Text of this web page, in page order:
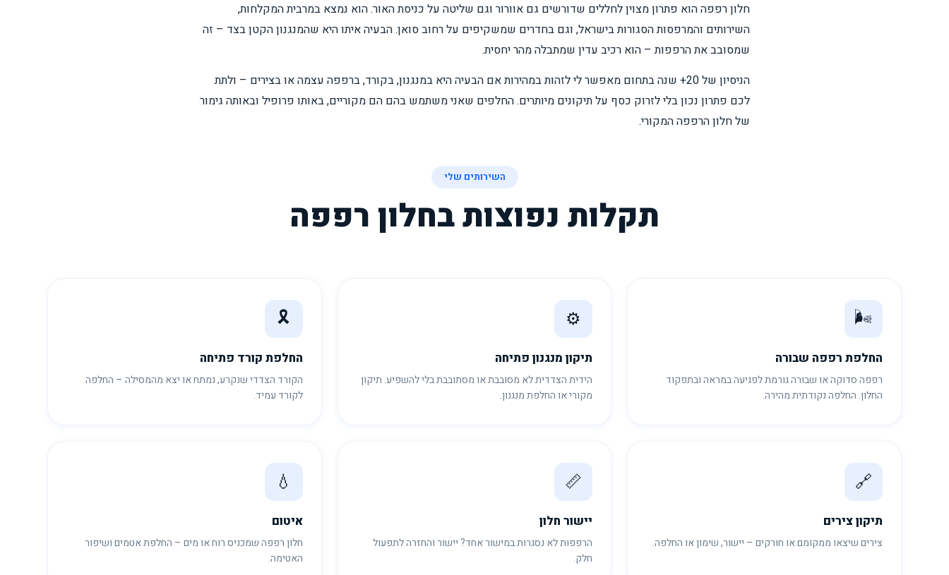
חלון רפפה הוא פתרון מצוין לחללים שדורשים גם אוורור וגם שליטה על כניסת האור. הוא נמצא במרבית המקלחות,
השירותים והמרפסות הסגורות בישראל, וגם בחדרים שמשקיפים על רחוב סואן. הבעיה איתו היא שהמנגנון הקטן בצד – זה
שמסובב את הרפפות – הוא רכיב עדין שמתבלה מהר יחסית.
הניסיון של 20+ שנה בתחום מאפשר לי לזהות במהירות אם הבעיה היא במנגנון, בקורד, ברפפה עצמה או בצירים – ולתת
לכם פתרון נכון בלי לזרוק כסף על תיקונים מיותרים. החלפים שאני משתמש בהם הם מקוריים, באותו פרופיל ובאותה גימור
של חלון הרפפה המקורי.
השירותים שלי
תקלות נפוצות בחלון רפפה
🌬️
החלפת רפפה שבורה
רפפה סדוקה או שבורה גורמת לפגיעה במראה ובתפקוד
החלון. החלפה נקודתית מהירה.
⚙️
תיקון מנגנון פתיחה
הידית הצדדית לא מסובבת או מסתובבת בלי להשפיע. תיקון
מקורי או החלפת מנגנון.
🎗️
החלפת קורד פתיחה
הקורד הצדדי שנקרע, נמתח או יצא מהמסילה – החלפה
לקורד עמיד.
🔗
תיקון צירים
צירים שיצאו ממקומם או חורקים – יישור, שימון או החלפה.
📏
יישור חלון
הרפפות לא נסגרות במישור אחד? יישור והחזרה לתפעול
חלק.
💧
איטום
חלון רפפה שמכניס רוח או מים – החלפת אטמים ושיפור
האטימה.